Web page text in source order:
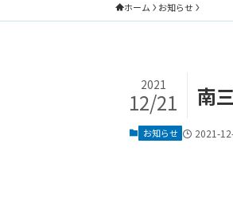
ホーム お知らせ
南
2021
12/21
お知らせ 2021-